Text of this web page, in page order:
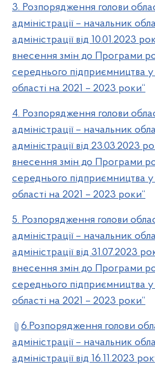
3. Розпорядження голови
адміністрації – начальник
адміністрації від 10.01.2023
внесення змін до Програми
середнього підприємництва у
області на 2021 – 2023 роки“
4. Розпорядження голови
адміністрації – начальник
адміністрації від 23.03.2023
внесення змін до Програми
середнього підприємництва у
області на 2021 – 2023 роки“
5. Розпорядження голови
адміністрації – начальник
адміністрації від 31.07.2023
внесення змін до Програми
середнього підприємництва у
області на 2021 – 2023 роки“
6.Розпорядження голови
адміністрації – начальник
адміністрації від 16.11.2023